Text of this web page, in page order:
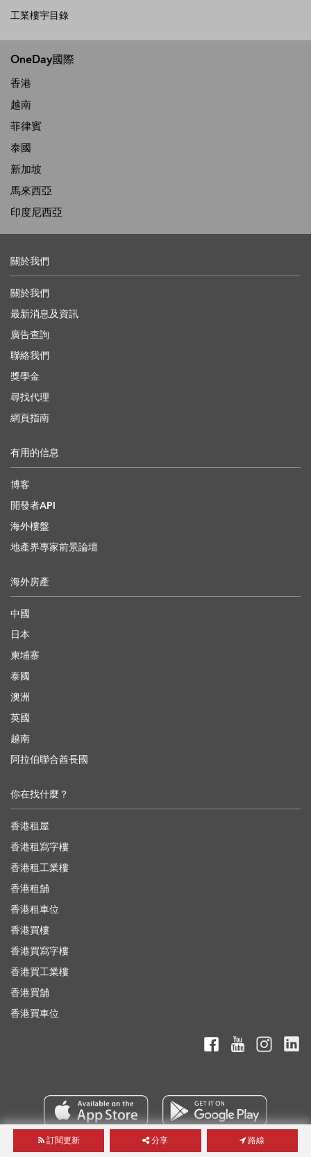
訂閱更新 分享 路線
工業樓宇目錄
OneDay國際
香港
越南
菲律賓
泰國
新加坡
馬來西亞
印度尼西亞
關於我們
關於我們
最新消息及資訊
廣告查詢
聯絡我們
獎學金
尋找代理
網頁指南
有用的信息
博客
開發者API
海外樓盤
地產界專家前景論壇
海外房產
中國
日本
柬埔寨
泰國
澳洲
英國
越南
阿拉伯聯合酋長國
你在找什麼？
香港租屋
香港租寫字樓
香港租工業樓
香港租舖
香港租車位
香港買樓
香港買寫字樓
香港買工業樓
香港買舖
香港買車位